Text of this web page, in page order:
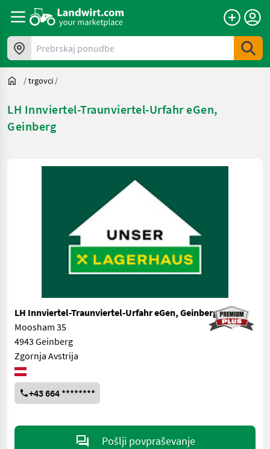
Prebrskaj ponudbe
/trgovci /
LH Innviertel-Traunviertel-Urfahr eGen,
Geinberg
LH Innviertel-Traunviertel-Urfahr eGen, Geinberg
Moosham 35
4943 Geinberg
Zgornja Avstrija
+43 664 ********
Pošlji povpraševanje